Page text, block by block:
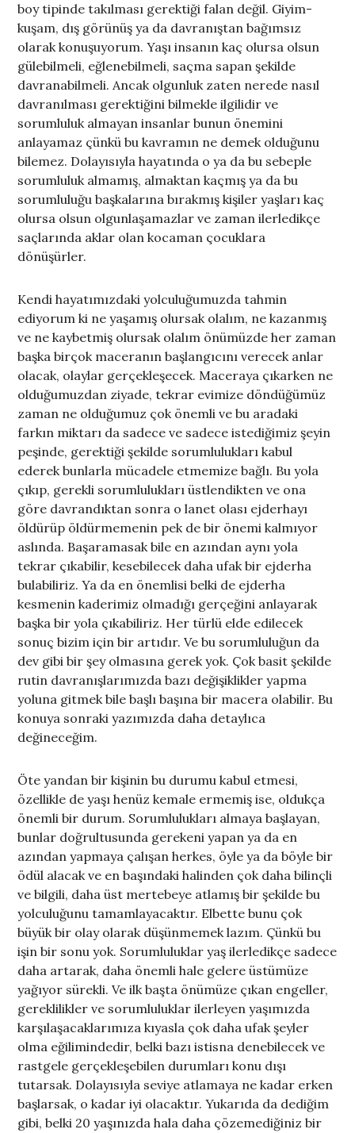
boy tipinde takılması gerektiği falan değil. Giyim-
kuşam, dış görünüş ya da davranıştan bağımsız
olarak konuşuyorum. Yaşı insanın kaç olursa olsun
gülebilmeli, eğlenebilmeli, saçma sapan şekilde
davranabilmeli. Ancak olgunluk zaten nerede nasıl
davranılması gerektiğini bilmekle ilgilidir ve
sorumluluk almayan insanlar bunun önemini
anlayamaz çünkü bu kavramın ne demek olduğunu
bilemez. Dolayısıyla hayatında o ya da bu sebeple
sorumluluk almamış, almaktan kaçmış ya da bu
sorumluluğu başkalarına bırakmış kişiler yaşları kaç
olursa olsun olgunlaşamazlar ve zaman ilerledikçe
saçlarında aklar olan kocaman çocuklara
dönüşürler.
Kendi hayatımızdaki yolculuğumuzda tahmin
ediyorum ki ne yaşamış olursak olalım, ne kazanmış
ve ne kaybetmiş olursak olalım önümüzde her zaman
başka birçok maceranın başlangıcını verecek anlar
olacak, olaylar gerçekleşecek. Maceraya çıkarken ne
olduğumuzdan ziyade, tekrar evimize döndüğümüz
zaman ne olduğumuz çok önemli ve bu aradaki
farkın miktarı da sadece ve sadece istediğimiz şeyin
peşinde, gerektiği şekilde sorumlulukları kabul
ederek bunlarla mücadele etmemize bağlı. Bu yola
çıkıp, gerekli sorumlulukları üstlendikten ve ona
göre davrandıktan sonra o lanet olası ejderhayı
öldürüp öldürmemenin pek de bir önemi kalmıyor
aslında. Başaramasak bile en azından aynı yola
tekrar çıkabilir, kesebilecek daha ufak bir ejderha
bulabiliriz. Ya da en önemlisi belki de ejderha
kesmenin kaderimiz olmadığı gerçeğini anlayarak
başka bir yola çıkabiliriz. Her türlü elde edilecek
sonuç bizim için bir artıdır. Ve bu sorumluluğun da
dev gibi bir şey olmasına gerek yok. Çok basit şekilde
rutin davranışlarımızda bazı değişiklikler yapma
yoluna gitmek bile başlı başına bir macera olabilir. Bu
konuya sonraki yazımızda daha detaylıca
değineceğim.
Öte yandan bir kişinin bu durumu kabul etmesi,
özellikle de yaşı henüz kemale ermemiş ise, oldukça
önemli bir durum. Sorumlulukları almaya başlayan,
bunlar doğrultusunda gerekeni yapan ya da en
azından yapmaya çalışan herkes, öyle ya da böyle bir
ödül alacak ve en başındaki halinden çok daha bilinçli
ve bilgili, daha üst mertebeye atlamış bir şekilde bu
yolculuğunu tamamlayacaktır. Elbette bunu çok
büyük bir olay olarak düşünmemek lazım. Çünkü bu
işin bir sonu yok. Sorumluluklar yaş ilerledikçe sadece
daha artarak, daha önemli hale gelere üstümüze
yağıyor sürekli. Ve ilk başta önümüze çıkan engeller,
gereklilikler ve sorumluluklar ilerleyen yaşımızda
karşılaşacaklarımıza kıyasla çok daha ufak şeyler
olma eğilimindedir, belki bazı istisna denebilecek ve
rastgele gerçekleşebilen durumları konu dışı
tutarsak. Dolayısıyla seviye atlamaya ne kadar erken
başlarsak, o kadar iyi olacaktır. Yukarıda da dediğim
gibi, belki 20 yaşınızda hala daha çözemediğiniz bir